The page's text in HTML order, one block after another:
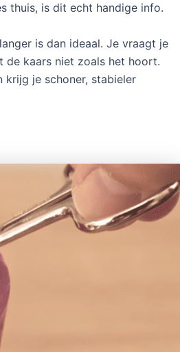
thuis, is dit echt handige info.
is dan ideaal. Je vraagt je
de kaars niet zoals het hoort.
krijg je schoner, stabieler